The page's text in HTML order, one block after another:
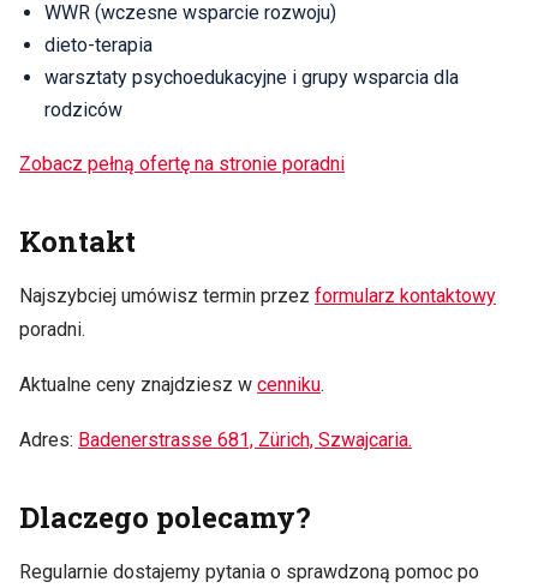
WWR (wczesne wsparcie rozwoju)
dieto-terapia
warsztaty psychoedukacyjne i grupy wsparcia dla
rodziców
Zobacz pełną ofertę na stronie poradni
Kontakt
Najszybciej umówisz termin przez formularz kontaktowy
poradni.
Aktualne ceny znajdziesz w cenniku.
Adres: Badenerstrasse 681, Zürich, Szwajcaria.
Dlaczego polecamy?
Regularnie dostajemy pytania o sprawdzoną pomoc po